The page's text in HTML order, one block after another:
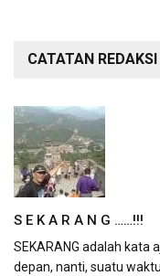
CATATAN REDAKSI
S E K A R A N G ……!!!
SEKARANG adalah kata
depan, nanti, suatu